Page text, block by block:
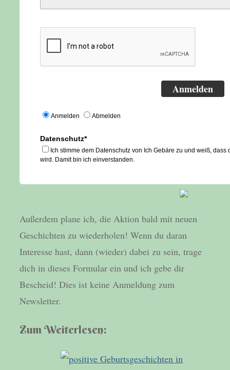
Anmelden
Anmelden Abmelden
Datenschutz*
Ich stimme dem Datenschutz von Ich Gebäre zu und weiß,
wird. Damit bin ich einverstanden.
Außerdem plane ich, die Aktion bald mit neuen
Geschichten zu wiederholen! Wenn du daran
Interesse hast, dann (wieder) dabei zu sein, trage
dich in dieses Formular ein und ich gebe dir
Bescheid! Dies ist keine Anmeldung zum
Newsletter.
Zum Weiterlesen: